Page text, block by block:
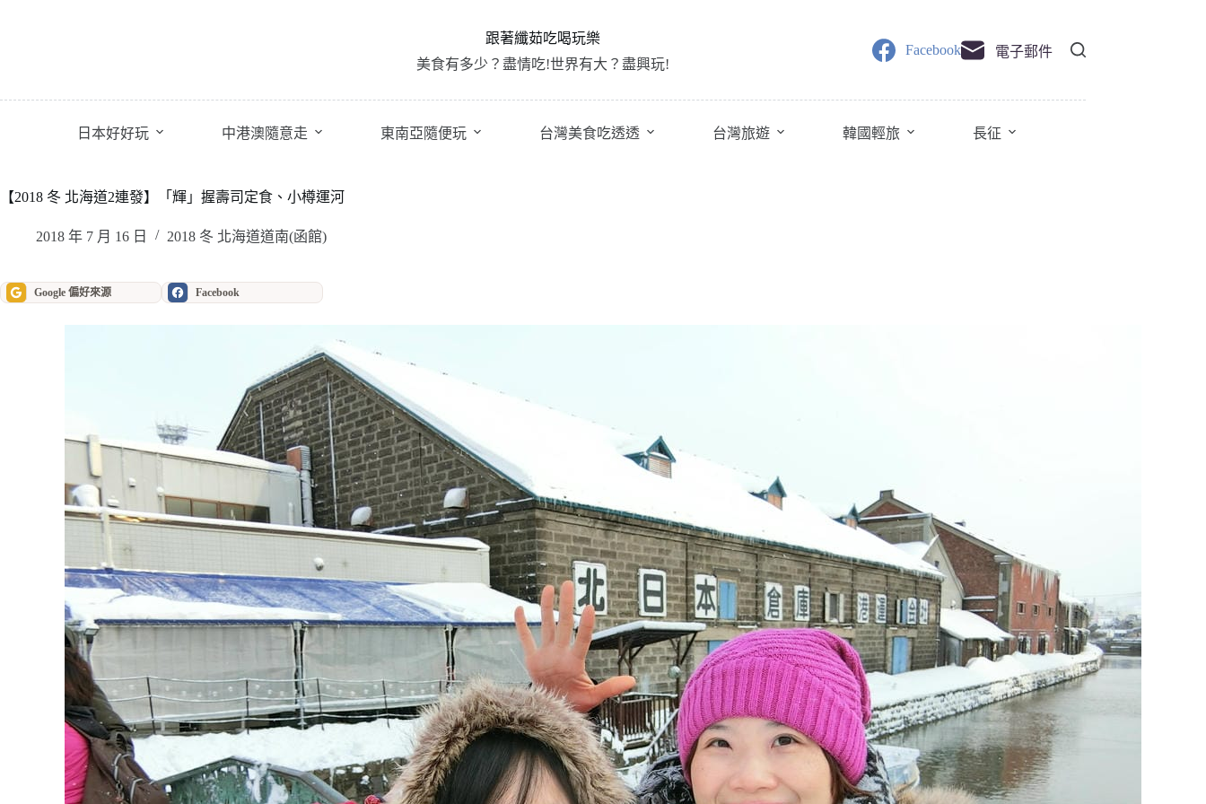
內
跟著纖茹吃喝玩樂
美食有多少？盡情吃!世界有大？盡興玩!
Facebook 電子郵件
日本好好玩 中港澳隨意走 東南亞隨便玩 台灣美食吃透透 台灣旅遊 韓國輕旅 長征
【2018 冬 北海道2連發】「輝」握壽司定食、小樽運河
2018 年 7 月 16 日 2018 冬 北海道道南(函館)
Google 偏好來源 Facebook